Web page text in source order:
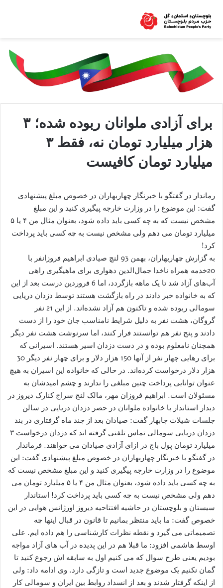
برای آزادی ملوانان ربوده شده؛ ۳
هزار میلیارد تومان نه، فقط ۳
میلیارد تومان کافیست
رماندار در گفتگو با خبرنگار چهاربهاران در خصوص مبلغ پیشنهادی
گفت: این موضوع را در وزارت خارجه پیگیری کنید و این مبلغ
مشخص نیست که به چه کسی باید داده شود، بعنوان مثال من ۴ یا ۵
میلیارد تومان می دهم ولی مشخص نیست به چه کسی باید پرداخت
کرد!
به گزارش چهاربهاران، بهمن 93 لنچ صیادی ابراهیم فروزانفر با
20خدمه همراه ناخدا جمال‌الدین دهواری برای ماهیگیری راهی
آب‌های آزاد شد تا یک ماهه بازگردد، اما 6 فروردین درست بعد از این
که به خانواده خبر دادند در راه بازگشت هستند توسط دزدان دریایی
سومالی ربوده شده و تاکنون هم آزاد نشده‌اند. از این 21 نفر
گروگان، هشت نفر به دلیل شرایط نامناسب جان خود را از دست
دادند و پنج نفر هم توانستند فرار کنند، اما سرنوشت هشت نفر دیگر
همچنان نامعلوم بوده و در دست دزدان اسیر هستند. اسیرانی که
برای رهایی چهار نفر از آنها 150 هزار دلار و برای چهار نفر دیگر 30
هزار دلار درخواست کرده‌اند. در حالی که خانواده این اسیران به هیچ
عنوان توانایی پرداخت چنین مبلغی را ندارند و چشم امیدشان به
مسئولان است. ابراهیم فروزان مهر، مالک لنج سراج کنارک دیروز در
دیدار استاندار با خانواده ملوانان در حصر دزدان دریایی در سالن
جلسات شیلات چابهار گفت: صیادان بعد از چند ماه گرفتاری در بند
دزدان دریایی سومالی تماس تلفنی گرفته اند که دزدان درخواست ۳
میلیارد تومان پول باج در ازای آزادی صیادان می خواهند. فرماندار
در گفتگو با خبرنگار چهاربهاران در خصوص مبلغ پیشنهادی گفت: این
موضوع را در وزارت خارجه پیگیری کنید و این مبلغ مشخص نیست که
به چه کسی باید داده شود، بعنوان مثال من ۴ یا ۵ میلیارد تومان می
دهم ولی مشخص نیست به چه کسی باید پرداخت کرد! استاندار
سیستان و بلوچستان در حاشیه افتتاحیه دیروز اورژانس هوایی در این
خصوص گفت: ما باید منتظر بمانیم تا قانون در قبال اینها چه
تصمیماتی می گیرد و نقطه نظرات کارشناسی را هم داده ایم. علی
اوسط هاشمی افزود: ما قبلا هم در این پدیده در آب های آزاد مواجه
بودیم یعنی طرح سوال که می کنیم اول به سابقه اش رجوع کنید تا
گمان نکنیم یک موضوع جدید است و تازگی دارد. وی ادامه داد: ولی
از اینکه گرفتار شدند و بعد از انسداد روابط بین ایران و سومالی کار